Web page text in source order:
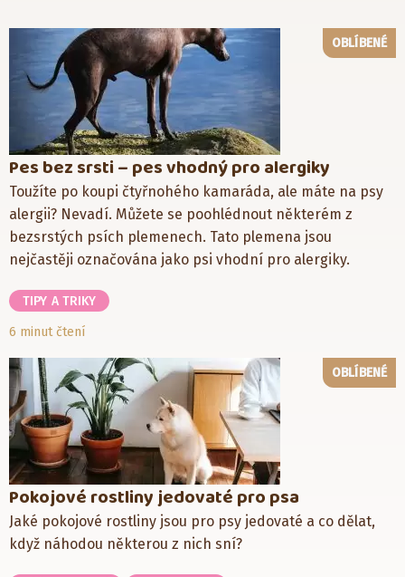
OBLÍBENÉ
Pes bez srsti – pes vhodný pro alergiky
Toužíte po koupi čtyřnohého kamaráda, ale máte na psy
alergii? Nevadí. Můžete se poohlédnout některém z
bezsrstých psích plemenech. Tato plemena jsou
nejčastěji označována jako psi vhodní pro alergiky.
TIPY A TRIKY
6 minut čtení
OBLÍBENÉ
Pokojové rostliny jedovaté pro psa
Jaké pokojové rostliny jsou pro psy jedovaté a co dělat,
když náhodou některou z nich sní?